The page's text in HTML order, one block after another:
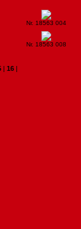
Nr. 18563 004
Nr. 18563 008
| 16 |